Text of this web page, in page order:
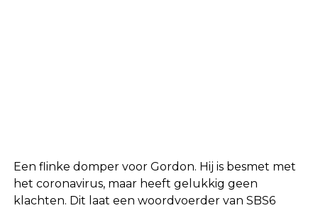
Een flinke domper voor Gordon. Hij is besmet met
het coronavirus, maar heeft gelukkig geen
klachten. Dit laat een woordvoerder van SBS6